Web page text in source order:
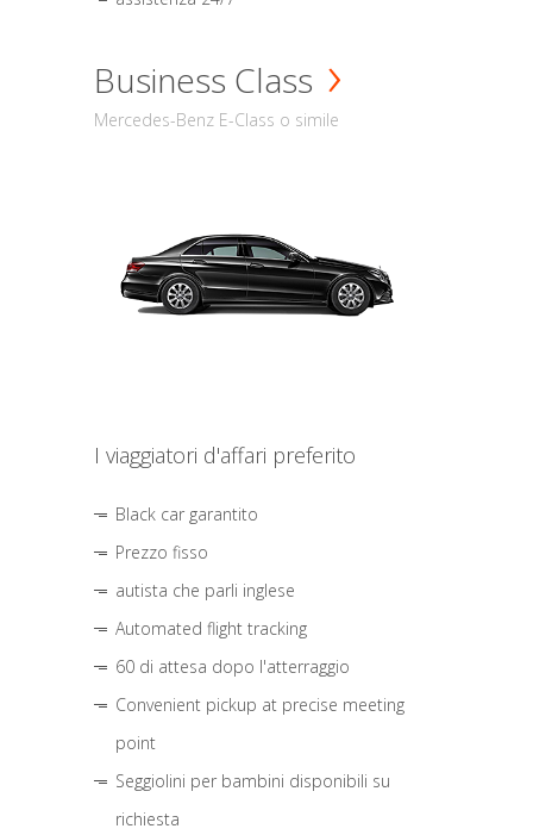
Business Class
Mercedes-Benz E-Class o simile
I viaggiatori d'affari preferito
Black car garantito
Prezzo fisso
autista che parli inglese
Automated flight tracking
60 di attesa dopo l'atterraggio
Convenient pickup at precise meeting
point
Seggiolini per bambini disponibili su
richiesta